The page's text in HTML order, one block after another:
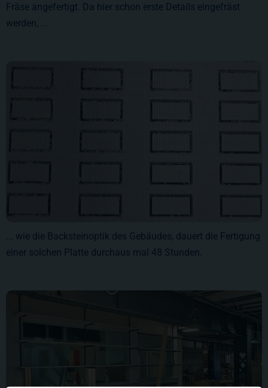
Fräse angefertigt. Da hier schon erste Details eingefräst
werden, ...
... wie die Backsteinoptik des Gebäudes, dauert die Fertigung
einer solchen Platte durchaus mal 48 Stunden.